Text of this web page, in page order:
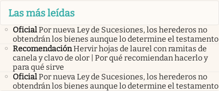
Las más leídas
OficialPor nueva Ley de Sucesiones, los herederos no
obtendrán los bienes aunque lo determine el testamento
RecomendaciónHervir hojas de laurel con ramitas de
canela y clavo de olor | Por qué recomiendan hacerlo y
para qué sirve
OficialPor nueva Ley de Sucesiones, los herederos no
obtendrán los bienes aunque lo determine el testamento